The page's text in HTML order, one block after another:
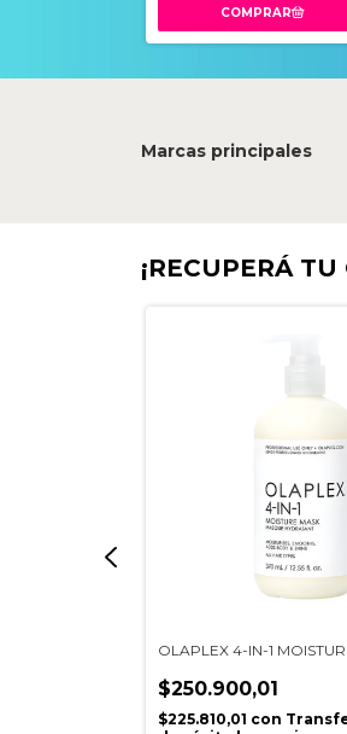
Marcas principales
¡RECUPERÁ
OLAPLEX 4-IN-1
$250.900,01
$225.810,01 con